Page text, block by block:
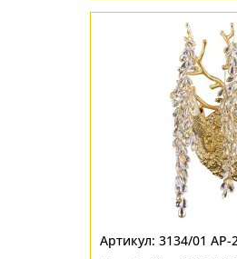
3134/01 AP-